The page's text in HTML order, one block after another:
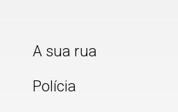
A sua rua
Polícia